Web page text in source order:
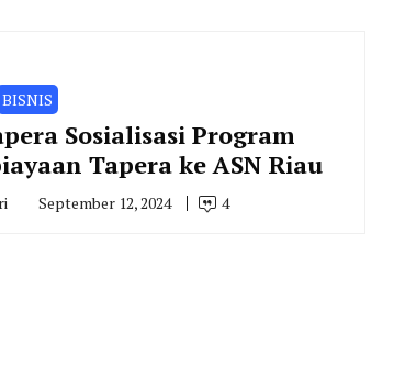
BISNIS
Sosialisasi Program
Tapera ke ASN Riau
September 12, 2024 4